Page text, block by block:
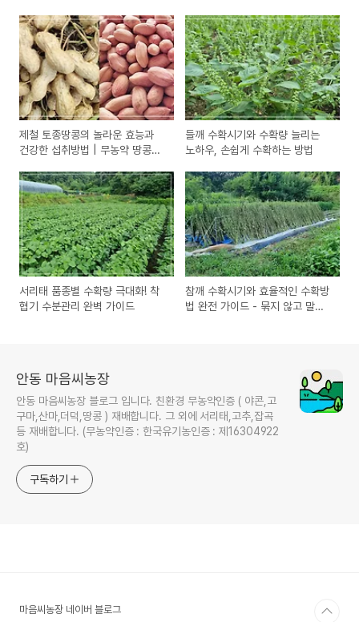
제철 토종땅콩의 놀라운 효능과
건강한 섭취방법 | 무농약 땅콩의
들깨 수확시기와 수확량 늘리는
노하우, 손쉽게 수확하는 방법
서리태 품종별 수확량 극대화! 착
협기 수분관리 완벽 가이드
참깨 수확시기와 효율적인 수확방
법 완전 가이드 - 묶지 않고 말리
안동 마음씨농장
안동 마음씨농장 블로그 입니다. 친환경 무농약인증 ( 야콘,고
구마,산마,더덕,땅콩 ) 재배합니다. 그 외에 서리태,고추,잡곡
등 재배합니다. (무농약인증 : 한국유기농인증 : 제16304922
호)
구독하기
마음씨농장 네이버 블로그